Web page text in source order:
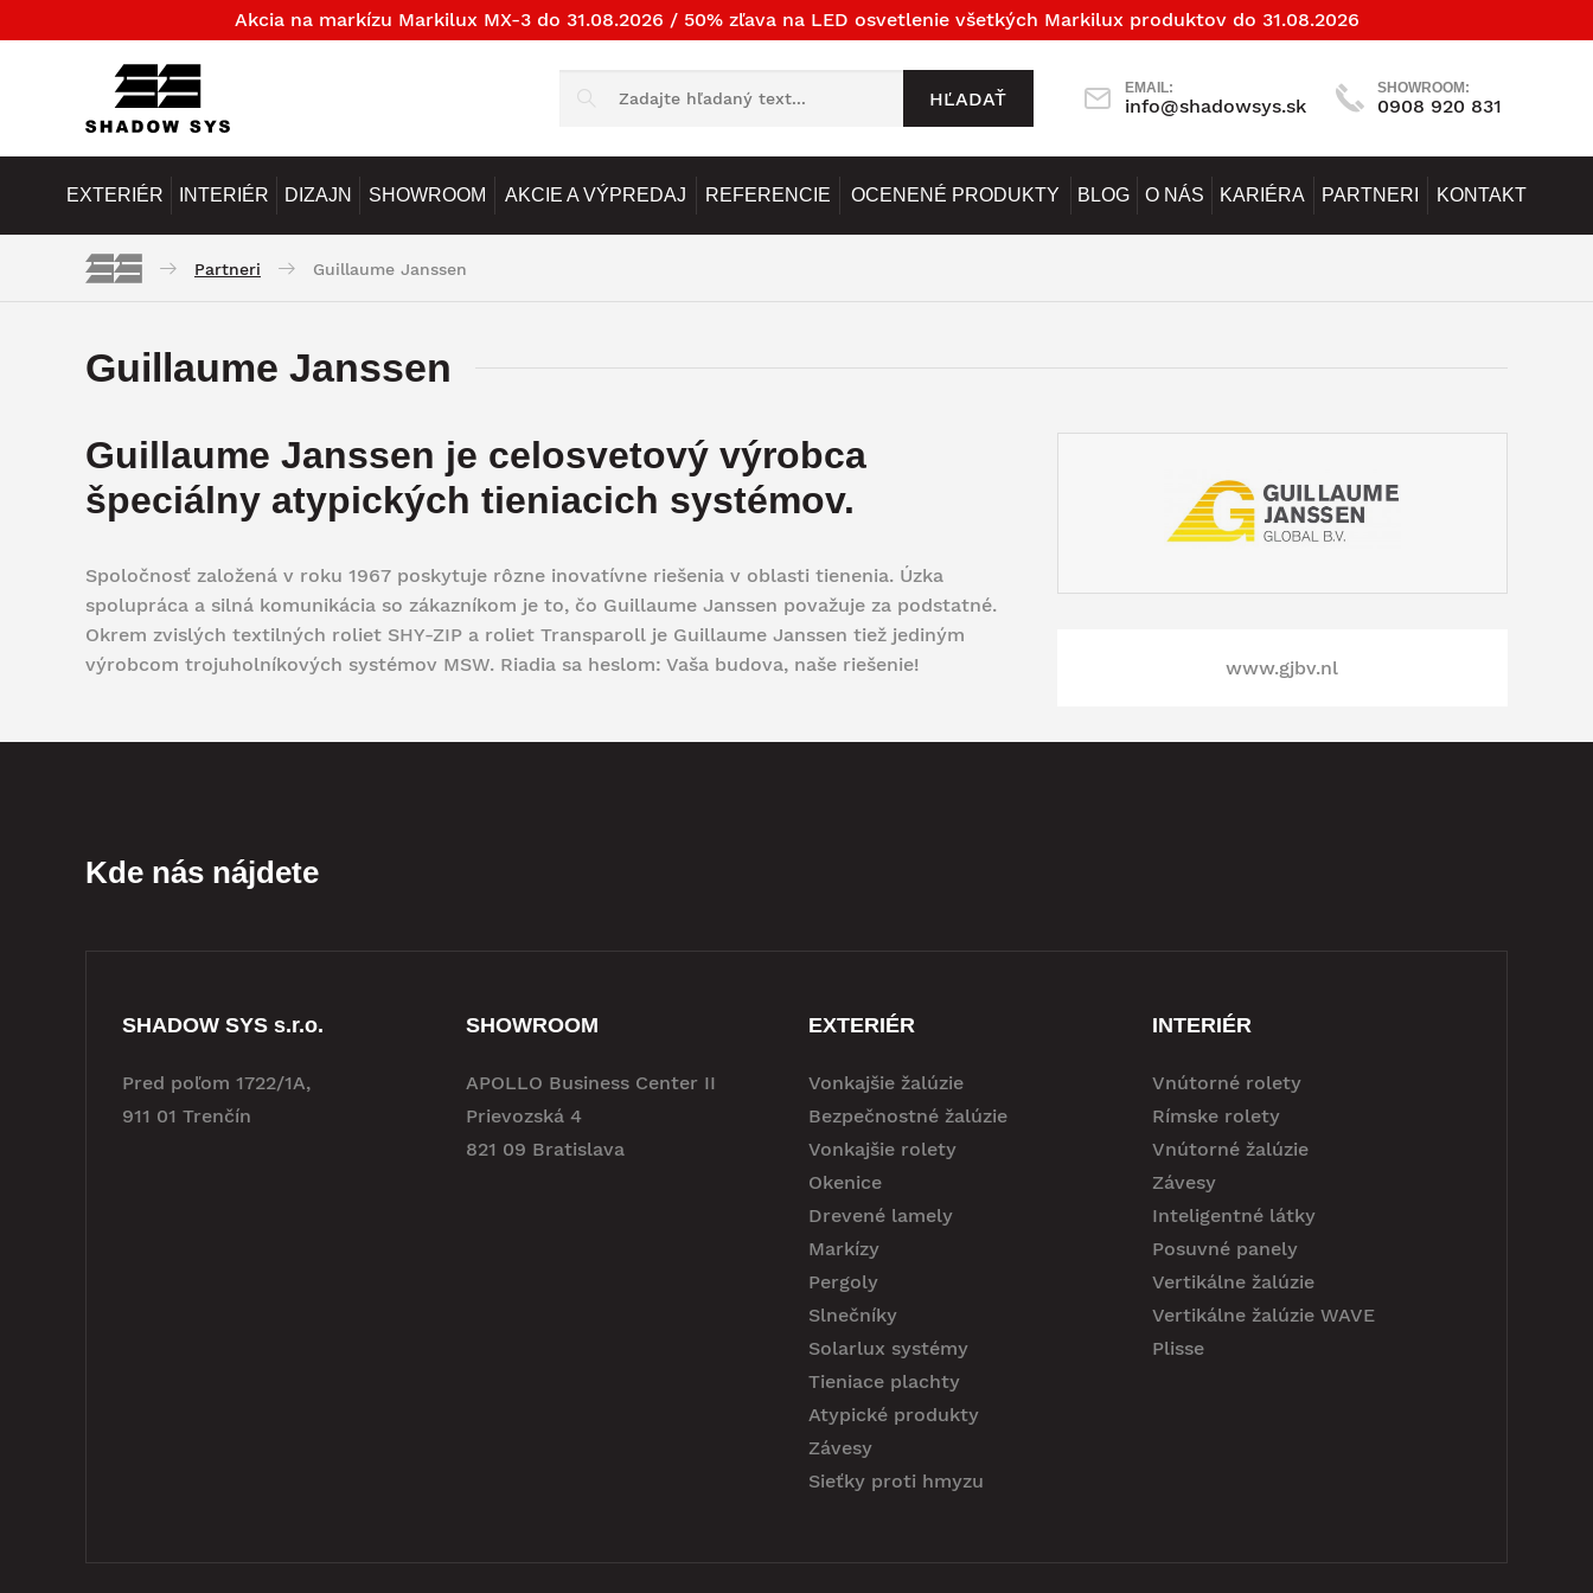
Akcia na markízu Markilux MX-3 do 31.08.2026 / 50% zľava na LED osvetlenie všetkých Markilux produktov do 31.08.2026
HĽADAŤ EMAIL:
info@shadowsys.sk
SHOWROOM:
0908 920 831
EXTERIÉR INTERIÉR DIZAJN SHOWROOM AKCIE A VÝPREDAJ REFERENCIE OCENENÉ PRODUKTY BLOG O NÁS KARIÉRA PARTNERI KONTAKT
Partneri Guillaume Janssen
Guillaume Janssen
Guillaume Janssen je celosvetový výrobca
špeciálny atypických tieniacich systémov.
Spoločnosť založená v roku 1967 poskytuje rôzne inovatívne riešenia v oblasti tienenia. Úzka
spolupráca a silná komunikácia so zákazníkom je to, čo Guillaume Janssen považuje za podstatné.
Okrem zvislých textilných roliet SHY-ZIP a roliet Transparoll je Guillaume Janssen tiež jediným
výrobcom trojuholníkových systémov MSW. Riadia sa heslom: Vaša budova, naše riešenie!
www.gjbv.nl
Kde nás nájdete
SHADOW SYS s.r.o.
Pred poľom 1722/1A,
911 01 Trenčín
SHOWROOM
APOLLO Business Center II
Prievozská 4
821 09 Bratislava
EXTERIÉR
Vonkajšie žalúzie
Bezpečnostné žalúzie
Vonkajšie rolety
Okenice
Drevené lamely
Markízy
Pergoly
Slnečníky
Solarlux systémy
Tieniace plachty
Atypické produkty
Závesy
Sieťky proti hmyzu
INTERIÉR
Vnútorné rolety
Rímske rolety
Vnútorné žalúzie
Závesy
Inteligentné látky
Posuvné panely
Vertikálne žalúzie
Vertikálne žalúzie WAVE
Plisse